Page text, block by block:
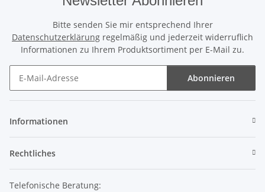
Bitte senden Sie mir entsprechend Ihrer
Datenschutzerklärung regelmäßig und jederzeit widerruflich
Informationen zu Ihrem Produktsortiment per E-Mail zu.
Abonnieren
Informationen
Rechtliches
Telefonische Beratung: